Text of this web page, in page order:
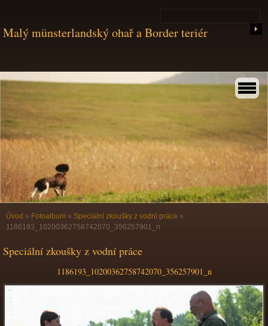
Malý münsterlandský ohař a Border teriér
Úvod » Fotoalbum » Speciální zkoušky z vodní práce »
1186193_10200362758742070_356257901_n
Speciální zkoušky z vodní práce
1186193_10200362758742070_356257901_n